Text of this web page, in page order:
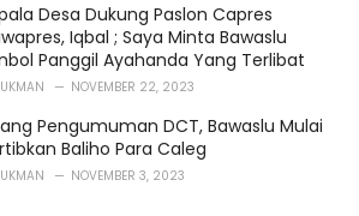
Desa Dukung Paslon Capres
Iqbal ; Saya Minta Bawaslu
Panggil Ayahanda Yang Terlibat
NOVEMBER 22, 2023
Pengumuman DCT, Bawaslu Mulai
Baliho Para Caleg
NOVEMBER 3, 2023